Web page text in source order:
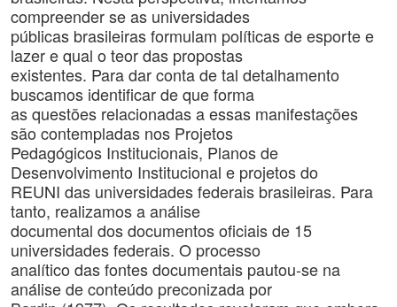
compreender se as universidades
públicas brasileiras formulam políticas de esporte e
lazer e qual o teor das propostas
existentes. Para dar conta de tal detalhamento
buscamos identificar de que forma
as questões relacionadas a essas manifestações
são contempladas nos Projetos
Pedagógicos Institucionais, Planos de
Desenvolvimento Institucional e projetos do
REUNI das universidades federais brasileiras. Para
tanto, realizamos a análise
documental dos documentos oficiais de 15
universidades federais. O processo
analítico das fontes documentais pautou-se na
análise de conteúdo preconizada por